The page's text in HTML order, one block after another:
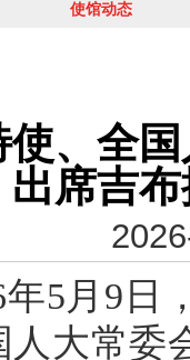
使馆动态
、全
出席吉
年5月9日
人大常委